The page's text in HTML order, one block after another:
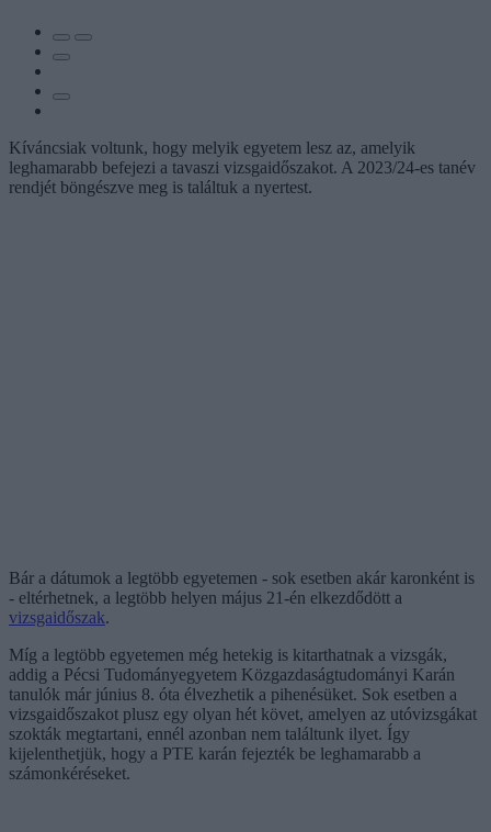
Kíváncsiak voltunk, hogy melyik egyetem lesz az, amelyik
leghamarabb befejezi a tavaszi vizsgaidőszakot. A 2023/24-es tanév
rendjét böngészve meg is találtuk a nyertest.
Bár a dátumok a legtöbb egyetemen - sok esetben akár karonként is
- eltérhetnek, a legtöbb helyen május 21-én elkezdődött a
vizsgaidőszak.
Míg a legtöbb egyetemen még hetekig is kitarthatnak a vizsgák,
addig a Pécsi Tudományegyetem Közgazdaságtudományi Karán
tanulók már június 8. óta élvezhetik a pihenésüket. Sok esetben a
vizsgaidőszakot plusz egy olyan hét követ, amelyen az utóvizsgákat
szokták megtartani, ennél azonban nem találtunk ilyet. Így
kijelenthetjük, hogy a PTE karán fejezték be leghamarabb a
számonkéréseket.